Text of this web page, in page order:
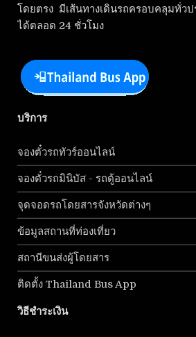
โดยตรง มีเส้นทางเดินรถครอบคลุมทั่วป
ได้ตลอด 24 ชั่วโมง
บริการ
จองตั๋วรถทัวร์ออนไลน์
จองตั๋วรถมินิบัส - รถตู้ออนไลน์
จุดจอดรถโดยสารจังหวัดต่างๆ
ข้อมูลสถานที่ท่องเที่ยว
สถานีขนส่งผู้โดยสาร
ติดตั้ง Thailand Bus App
วิธีชำระเงิน